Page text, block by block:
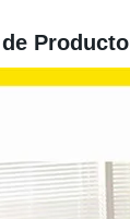
Producto